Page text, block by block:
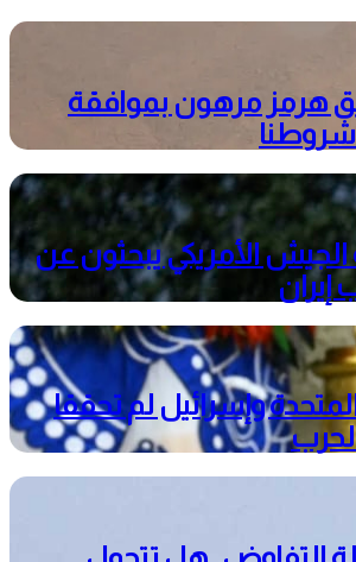
هرمز مرهون بموافقة
الجيش الأمريكي يبحثون عن
المتحدة وإسرائيل لم تحققا